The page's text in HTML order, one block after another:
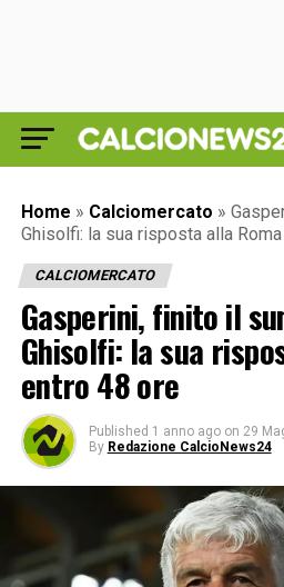
Home » Calciomercato »
Ghisolfi: la sua risposta alla
CALCIOMERCATO
Gasperini, finito il
Ghisolfi: la sua
entro 48 ore
Published 1 anno ago on 29
By Redazione CalcioNews24